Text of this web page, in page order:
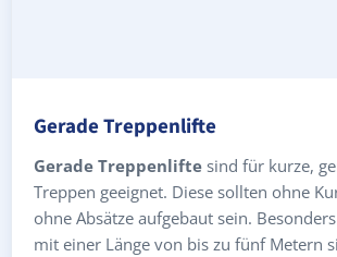
Gerade Treppenlifte
Gerade Treppenlifte sind für kurze,
Treppen geeignet. Diese sollten ohne
ohne Absätze aufgebaut sein.
mit einer Länge von bis zu fünf Metern